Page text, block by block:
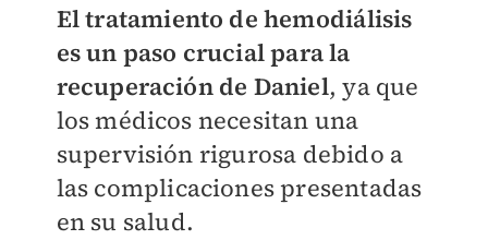
El tratamiento de hemodiálisis
es un paso crucial para la
recuperación de Daniel, ya que
los médicos necesitan una
supervisión rigurosa debido a
las complicaciones presentadas
en su salud.